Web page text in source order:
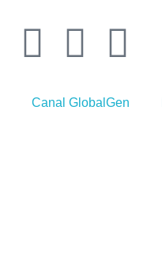
Canal GlobalGen